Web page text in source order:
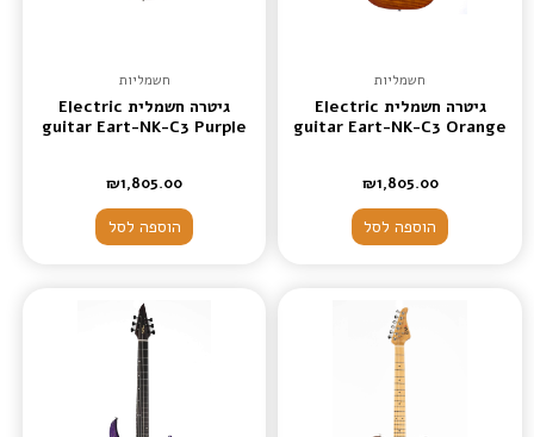
חשמליות
גיטרה חשמלית Electric
guitar Eart-NK-C3 Orange
₪1,805.00
הוספה לסל
חשמליות
גיטרה חשמלית Electric
guitar Eart-NK-C3 Purple
₪1,805.00
הוספה לסל